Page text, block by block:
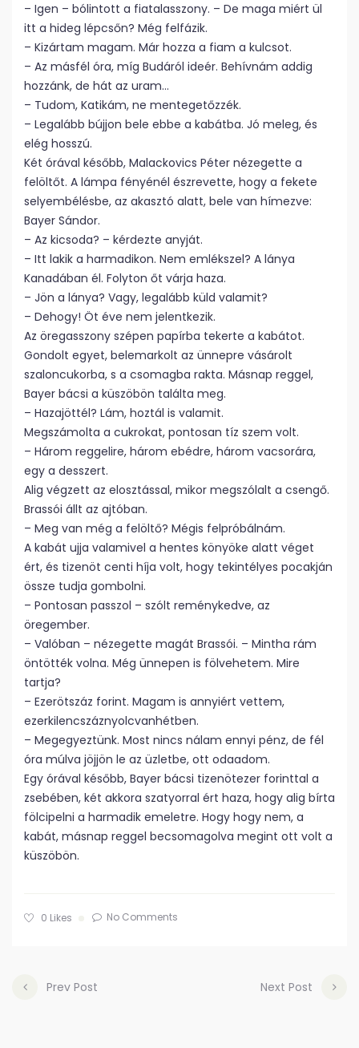
– Igen – bólintott a fiatalasszony. – De maga miért ül
itt a hideg lépcsőn? Még felfázik.
– Kizártam magam. Már hozza a fiam a kulcsot.
– Az másfél óra, míg Budáról ideér. Behívnám addig
hozzánk, de hát az uram…
– Tudom, Katikám, ne mentegetőzzék.
– Legalább bújjon bele ebbe a kabátba. Jó meleg, és
elég hosszú.
Két órával később, Malackovics Péter nézegette a
felöltőt. A lámpa fényénél észrevette, hogy a fekete
selyembélésbe, az akasztó alatt, bele van hímezve:
Bayer Sándor.
– Az kicsoda? – kérdezte anyját.
– Itt lakik a harmadikon. Nem emlékszel? A lánya
Kanadában él. Folyton őt várja haza.
– Jön a lánya? Vagy, legalább küld valamit?
– Dehogy! Öt éve nem jelentkezik.
Az öregasszony szépen papírba tekerte a kabátot.
Gondolt egyet, belemarkolt az ünnepre vásárolt
szaloncukorba, s a csomagba rakta. Másnap reggel,
Bayer bácsi a küszöbön találta meg.
– Hazajöttél? Lám, hoztál is valamit.
Megszámolta a cukrokat, pontosan tíz szem volt.
– Három reggelire, három ebédre, három vacsorára,
egy a desszert.
Alig végzett az elosztással, mikor megszólalt a csengő.
Brassói állt az ajtóban.
– Meg van még a felöltő? Mégis felpróbálnám.
A kabát ujja valamivel a hentes könyöke alatt véget
ért, és tizenöt centi híja volt, hogy tekintélyes pocakján
össze tudja gombolni.
– Pontosan passzol – szólt reménykedve, az
öregember.
– Valóban – nézegette magát Brassói. – Mintha rám
öntötték volna. Még ünnepen is fölvehetem. Mire
tartja?
– Ezerötszáz forint. Magam is annyiért vettem,
ezerkilencszáznyolcvanhétben.
– Megegyeztünk. Most nincs nálam ennyi pénz, de fél
óra múlva jöjjön le az üzletbe, ott odaadom.
Egy órával később, Bayer bácsi tizenötezer forinttal a
zsebében, két akkora szatyorral ért haza, hogy alig bírta
fölcipelni a harmadik emeletre. Hogy hogy nem, a
kabát, másnap reggel becsomagolva megint ott volt a
küszöbön.
0 Likes No Comments
Prev Post Next Post